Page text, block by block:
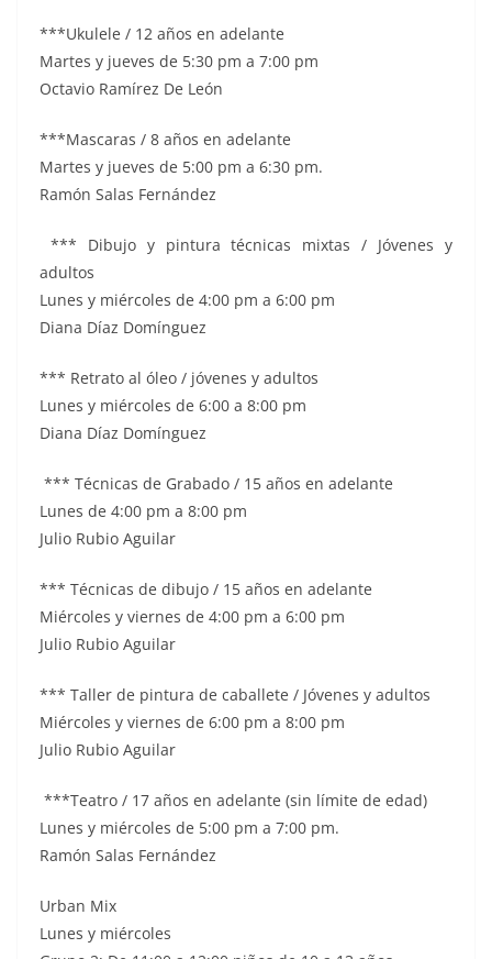
***Ukulele / 12 años en adelante
Martes y jueves de 5:30 pm a 7:00 pm
Octavio Ramírez De León
***Mascaras / 8 años en adelante
Martes y jueves de 5:00 pm a 6:30 pm.
Ramón Salas Fernández
*** Dibujo y pintura técnicas mixtas / Jóvenes y
adultos
Lunes y miércoles de 4:00 pm a 6:00 pm
Diana Díaz Domínguez
*** Retrato al óleo / jóvenes y adultos
Lunes y miércoles de 6:00 a 8:00 pm
Diana Díaz Domínguez
*** Técnicas de Grabado / 15 años en adelante
Lunes de 4:00 pm a 8:00 pm
Julio Rubio Aguilar
*** Técnicas de dibujo / 15 años en adelante
Miércoles y viernes de 4:00 pm a 6:00 pm
Julio Rubio Aguilar
*** Taller de pintura de caballete / Jóvenes y adultos
Miércoles y viernes de 6:00 pm a 8:00 pm
Julio Rubio Aguilar
***Teatro / 17 años en adelante (sin límite de edad)
Lunes y miércoles de 5:00 pm a 7:00 pm.
Ramón Salas Fernández
Urban Mix
Lunes y miércoles